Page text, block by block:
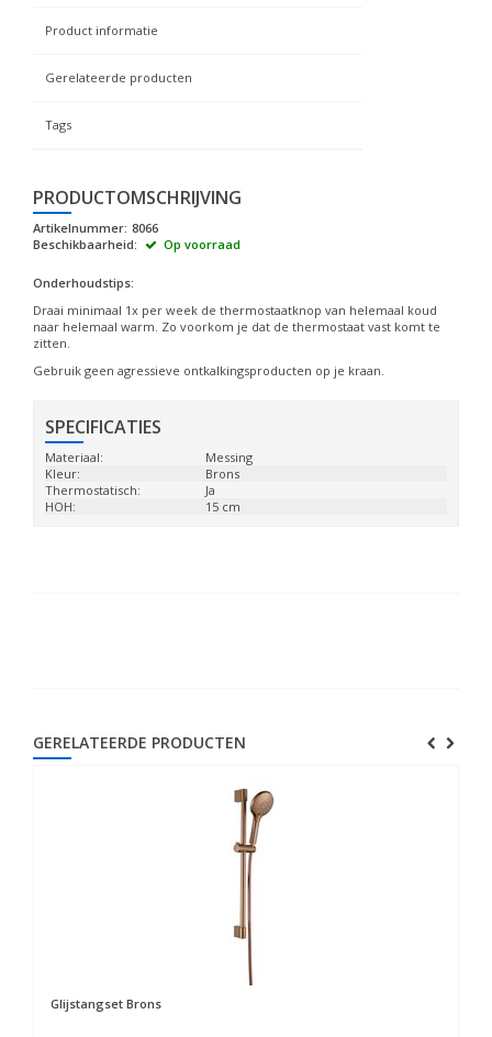
Product informatie
Gerelateerde producten
Tags
PRODUCTOMSCHRIJVING
Artikelnummer: 8066
Beschikbaarheid:
Op voorraad
Onderhoudstips:
Draai minimaal 1x per week de thermostaatknop van helemaal koud
naar helemaal warm. Zo voorkom je dat de thermostaat vast komt te
zitten.
Gebruik geen agressieve ontkalkingsproducten op je kraan.
SPECIFICATIES
Materiaal:
Messing
Kleur:
Brons
Thermostatisch:
Ja
HOH:
15 cm
GERELATEERDE PRODUCTEN
Glijstangset Brons